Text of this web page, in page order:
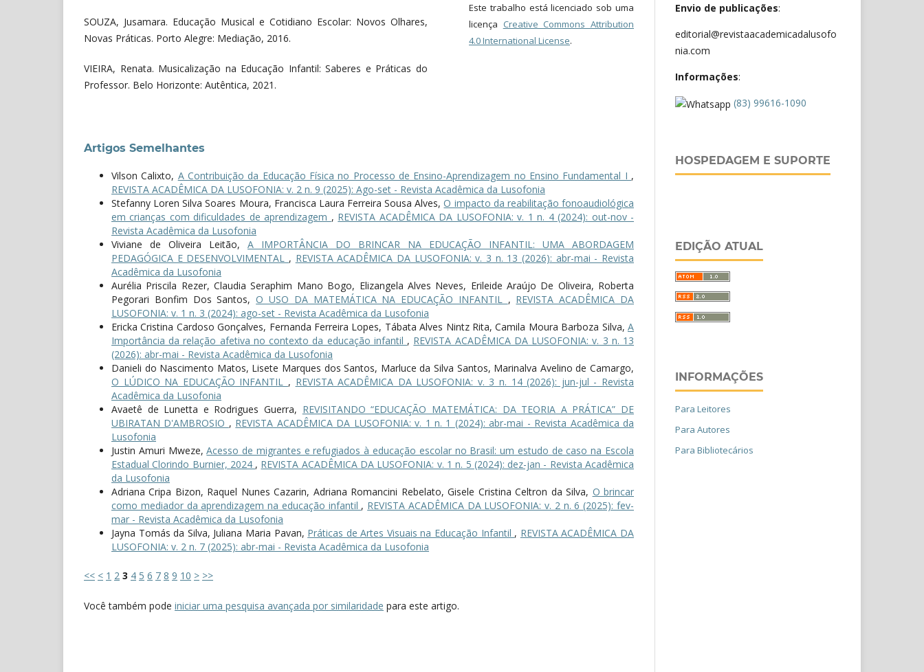
SOUZA, Jusamara. Educação Musical e Cotidiano Escolar: Novos Olhares,
Novas Práticas. Porto Alegre: Mediação, 2016.
VIEIRA, Renata. Musicalização na Educação Infantil: Saberes e Práticas do
Professor. Belo Horizonte: Autêntica, 2021.
Este trabalho está licenciado sob uma
licença Creative Commons Attribution
4.0 International License.
Artigos Semelhantes
Vilson Calixto, A Contribuição da Educação Física no Processo de Ensino-Aprendizagem no Ensino Fundamental I ,
REVISTA ACADÊMICA DA LUSOFONIA: v. 2 n. 9 (2025): Ago-set - Revista Acadêmica da Lusofonia
Stefanny Loren Silva Soares Moura, Francisca Laura Ferreira Sousa Alves,O impacto da reabilitação fonoaudiológica
em crianças com dificuldades de aprendizagem , REVISTA ACADÊMICA DA LUSOFONIA: v. 1 n. 4 (2024): out-nov -
Revista Acadêmica da Lusofonia
Viviane de Oliveira Leitão, A IMPORTÂNCIA DO BRINCAR NA EDUCAÇÃO INFANTIL: UMA ABORDAGEM
PEDAGÓGICA E DESENVOLVIMENTAL , REVISTA ACADÊMICA DA LUSOFONIA: v. 3 n. 13 (2026): abr-mai - Revista
Acadêmica da Lusofonia
Aurélia Priscila Rezer, Claudia Seraphim Mano Bogo, Elizangela Alves Neves, Erileide Araújo De Oliveira, Roberta
Pegorari Bonfim Dos Santos,O USO DA MATEMÁTICA NA EDUCAÇÃO INFANTIL , REVISTA ACADÊMICA DA
LUSOFONIA: v. 1 n. 3 (2024): ago-set - Revista Acadêmica da Lusofonia
Ericka Cristina Cardoso Gonçalves, Fernanda Ferreira Lopes, Tábata Alves Nintz Rita, Camila Moura Barboza Silva, A
Importância da relação afetiva no contexto da educação infantil , REVISTA ACADÊMICA DA LUSOFONIA: v. 3 n. 13
(2026): abr-mai - Revista Acadêmica da Lusofonia
Danieli do Nascimento Matos, Lisete Marques dos Santos, Marluce da Silva Santos, Marinalva Avelino de Camargo,
O LÚDICO NA EDUCAÇÃO INFANTIL , REVISTA ACADÊMICA DA LUSOFONIA: v. 3 n. 14 (2026): jun-jul - Revista
Acadêmica da Lusofonia
Avaetê de Lunetta e Rodrigues Guerra, REVISITANDO “EDUCAÇÃO MATEMÁTICA: DA TEORIA A PRÁTICA” DE
UBIRATAN D'AMBROSIO , REVISTA ACADÊMICA DA LUSOFONIA: v. 1 n. 1 (2024): abr-mai - Revista Acadêmica da
Lusofonia
Justin Amuri Mweze,Acesso de migrantes e refugiados à educação escolar no Brasil: um estudo de caso na Escola
Estadual Clorindo Burnier, 2024 , REVISTA ACADÊMICA DA LUSOFONIA: v. 1 n. 5 (2024): dez-jan - Revista Acadêmica
da Lusofonia
Adriana Cripa Bizon, Raquel Nunes Cazarin, Adriana Romancini Rebelato, Gisele Cristina Celtron da Silva, O brincar
como mediador da aprendizagem na educação infantil , REVISTA ACADÊMICA DA LUSOFONIA: v. 2 n. 6 (2025): fev-
mar - Revista Acadêmica da Lusofonia
Jayna Tomás da Silva, Juliana Maria Pavan, Práticas de Artes Visuais na Educação Infantil , REVISTA ACADÊMICA DA
LUSOFONIA: v. 2 n. 7 (2025): abr-mai - Revista Acadêmica da Lusofonia
<< < 1 2 3 4 5 6 7 8 9 10 > >>
Você também pode iniciar uma pesquisa avançada por similaridade para este artigo.
Envio de publicações:
editorial@revistaacademicadalusofo
nia.com
Informações:
(83) 99616-1090
HOSPEDAGEM E SUPORTE
EDIÇÃO ATUAL
INFORMAÇÕES
Para Leitores
Para Autores
Para Bibliotecários